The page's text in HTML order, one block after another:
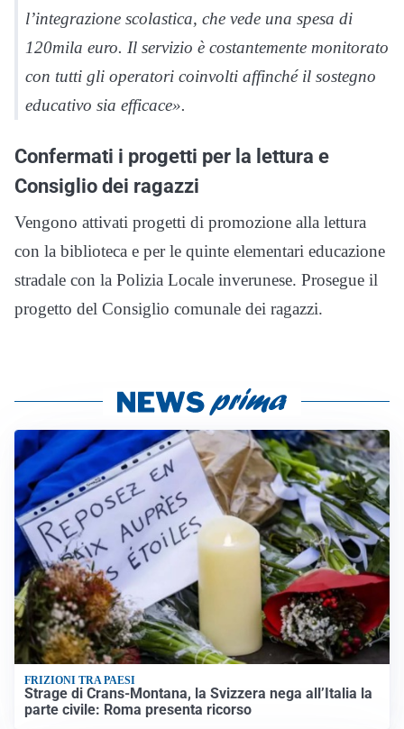
l’integrazione scolastica, che vede una spesa di
120mila euro. Il servizio è costantemente monitorato
con tutti gli operatori coinvolti affinché il sostegno
educativo sia efficace».
Confermati i progetti per la lettura e
Consiglio dei ragazzi
Vengono attivati progetti di promozione alla lettura
con la biblioteca e per le quinte elementari educazione
stradale con la Polizia Locale inverunese. Prosegue il
progetto del Consiglio comunale dei ragazzi.
FRIZIONI TRA PAESI
Strage di Crans-Montana, la Svizzera nega all’Italia la
parte civile: Roma presenta ricorso